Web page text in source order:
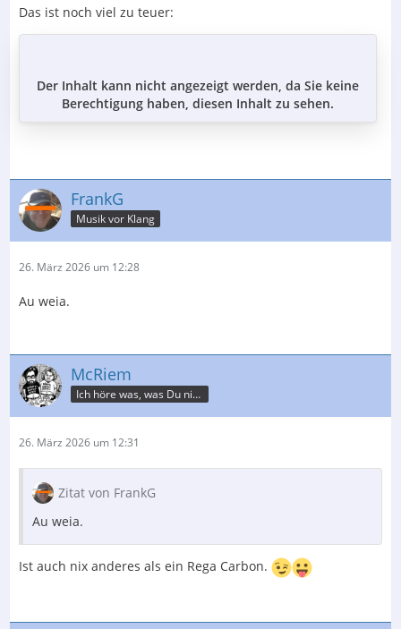
Das ist noch viel zu teuer:
Der Inhalt kann nicht angezeigt werden, da Sie keine
Berechtigung haben, diesen Inhalt zu sehen.
FrankG
Musik vor Klang
26. März 2026 um 12:28
Au weia.
McRiem
Ich höre was, was Du nicht misst.
26. März 2026 um 12:31
Zitat von FrankG
Au weia.
Ist auch nix anderes als ein Rega Carbon.